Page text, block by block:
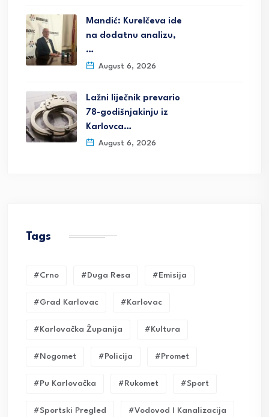
Mandić: Kurelčeva ide
na dodatnu analizu,
…
August 6, 2026
Lažni liječnik prevario
78-godišnjakinju iz
Karlovca…
August 6, 2026
Tags
#crno #duga Resa #emisija
#grad Karlovac #karlovac
#karlovačka Županija #kultura
#nogomet #policija #promet
#pu Karlovačka #rukomet #sport
#sportski Pregled #vodovod I Kanalizacija